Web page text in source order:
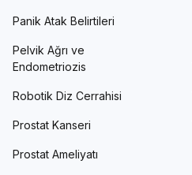
Panik Atak Belirtileri
Pelvik Ağrı ve
Endometriozis
Robotik Diz Cerrahisi
Prostat Kanseri
Prostat Ameliyatı